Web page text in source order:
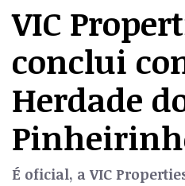
VIC
conclui
Herdade
É oficial, a VIC